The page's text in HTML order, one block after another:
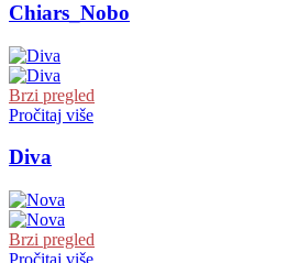
Chiars_Nobo
Brzi pregled
Pročitaj više
Diva
Brzi pregled